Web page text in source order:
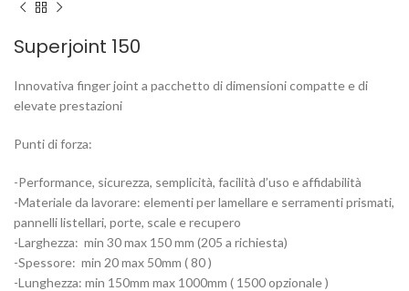
Superjoint 150
Innovativa finger joint a pacchetto di dimensioni compatte e di
elevate prestazioni
Punti di forza:
-Performance, sicurezza, semplicità, facilità d’uso e affidabilità
-Materiale da lavorare: elementi per lamellare e serramenti prismati,
pannelli listellari, porte, scale e recupero
-Larghezza: min 30 max 150 mm (205 a richiesta)
-Spessore: min 20 max 50mm ( 80 )
-Lunghezza: min 150mm max 1000mm ( 1500 opzionale )